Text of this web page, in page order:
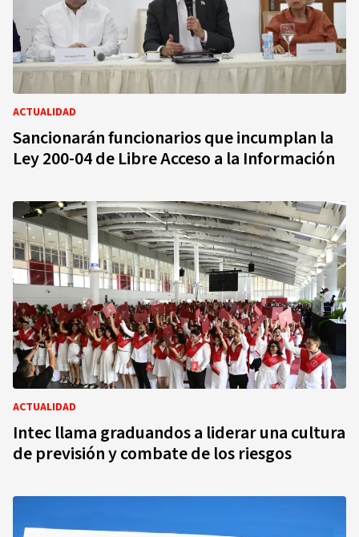
ACTUALIDAD
Sancionarán funcionarios que incumplan la
Ley 200-04 de Libre Acceso a la Información
ACTUALIDAD
Intec llama graduandos a liderar una cultura
de previsión y combate de los riesgos